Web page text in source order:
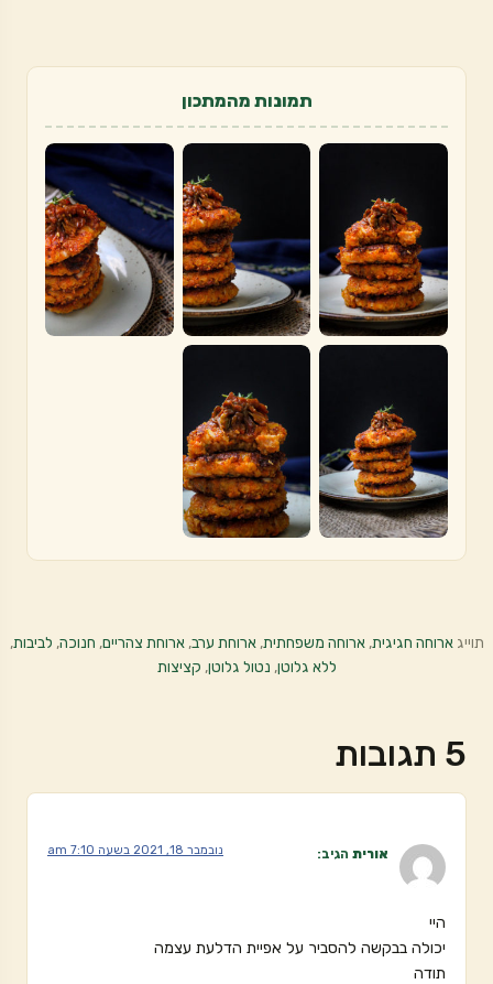
תמונות מהמתכון
תוייגארוחה חגיגית,ארוחה משפחתית,ארוחת ערב,ארוחת צהריים, חנוכה, לביבות,
ללא גלוטן, נטול גלוטן, קציצות
5 תגובות
אורית הגיב: נובמבר 18, 2021 בשעה 7:10 am
היי
יכולה בבקשה להסביר על אפיית הדלעת עצמה
תודה